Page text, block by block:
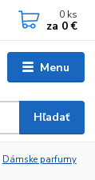
Menu
Hľadať
0 ks
za 0 €
Dámske parfumy